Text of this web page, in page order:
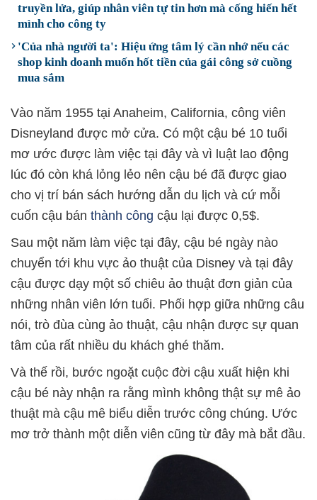
truyền lửa, giúp nhân viên tự tin hơn mà cống hiến hết
mình cho công ty
'Của nhà người ta': Hiệu ứng tâm lý cần nhớ nếu các
shop kinh doanh muốn hốt tiền của gái công sở cuồng
mua sắm
Vào năm 1955 tại Anaheim, California, công viên
Disneyland được mở cửa. Có một cậu bé 10 tuổi
mơ ước được làm việc tại đây và vì luật lao động
lúc đó còn khá lỏng lẻo nên cậu bé đã được giao
cho vị trí bán sách hướng dẫn du lịch và cứ mỗi
cuốn cậu bán thành công cậu lại được 0,5$.
Sau một năm làm việc tại đây, cậu bé ngày nào
chuyển tới khu vực ảo thuật của Disney và tại đây
cậu được dạy một số chiêu ảo thuật đơn giản của
những nhân viên lớn tuổi. Phối hợp giữa những câu
nói, trò đùa cùng ảo thuật, cậu nhận được sự quan
tâm của rất nhiều du khách ghé thăm.
Và thế rồi, bước ngoặt cuộc đời cậu xuất hiện khi
cậu bé này nhận ra rằng mình không thật sự mê ảo
thuật mà cậu mê biểu diễn trước công chúng. Ước
mơ trở thành một diễn viên cũng từ đây mà bắt đầu.